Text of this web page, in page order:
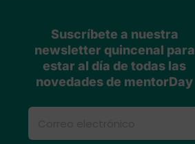
Suscríbete a nuestra
newsletter quincenal para
estar al día de todas las
novedades de mentorDay